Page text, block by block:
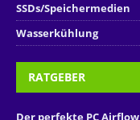
SSDs/Speichermedien
Wasserkühlung
RATGEBER
Der perfekte PC Airflow